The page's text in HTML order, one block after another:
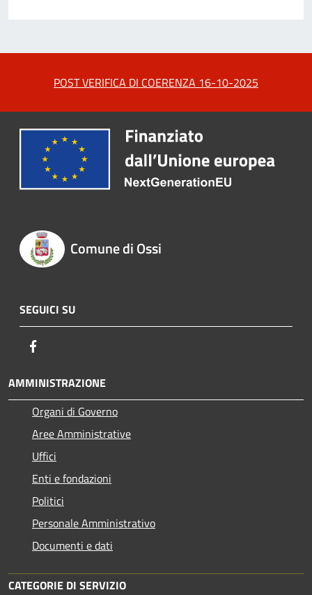
POST VERIFICA DI COERENZA 16-10-2025
Comune di Ossi
SEGUICI SU
AMMINISTRAZIONE
Organi di Governo
Aree Amministrative
Uffici
Enti e fondazioni
Politici
Personale Amministrativo
Documenti e dati
CATEGORIE DI SERVIZIO